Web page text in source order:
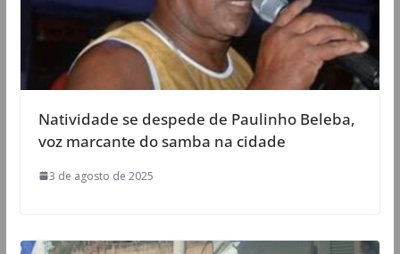
Natividade se despede de Paulinho Beleba,
voz marcante do samba na cidade
3 de agosto de 2025